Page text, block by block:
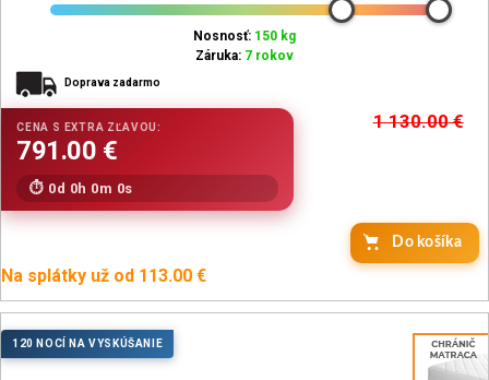
Nosnosť: 150 kg
Záruka: 7 rokov
Doprava zadarmo
1 130.00€
0d 0h 0m 0s
Do košíka
Na splátky už od 113.00 €
120 NOCÍ NA VYSKÚŠANIE